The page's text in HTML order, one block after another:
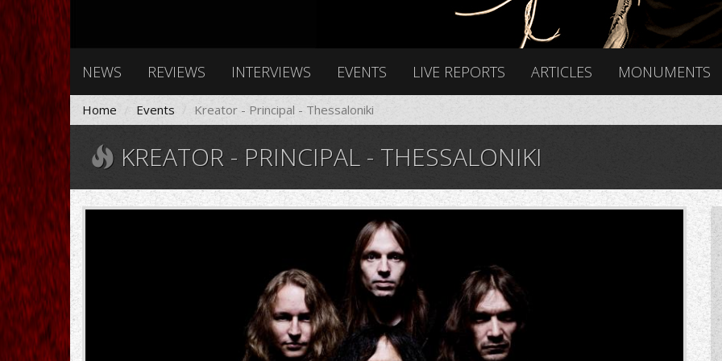
NEWS REVIEWS INTERVIEWS EVENTS LIVE REPORTS ARTICLES MONUMENTS
Home Events Kreator - Principal - Thessaloniki
KREATOR - PRINCIPAL - THESSALONIKI
Kreator_28429.jpg